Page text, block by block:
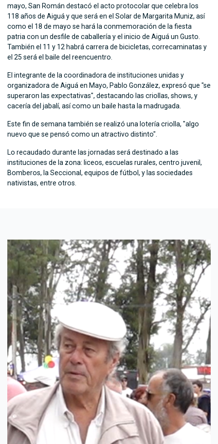
mayo, San Román destacó el acto protocolar que celebra los
118 años de Aiguá y que será en el Solar de Margarita Muniz, así
como el 18 de mayo se hará la conmemoración de la fiesta
patria con un desfile de caballería y el inicio de Aiguá un Gusto.
También el 11 y 12 habrá carrera de bicicletas, correcaminatas y
el 25 será el baile del reencuentro.
El integrante de la coordinadora de instituciones unidas y
organizadora de Aiguá en Mayo, Pablo González, expresó que "se
superaron las expectativas", destacando las criollas, shows, y
cacería del jabalí, así como un baile hasta la madrugada.
Este fin de semana también se realizó una lotería criolla, "algo
nuevo que se pensó como un atractivo distinto".
Lo recaudado durante las jornadas será destinado a las
instituciones de la zona: liceos, escuelas rurales, centro juvenil,
Bomberos, la Seccional, equipos de fútbol, y las sociedades
nativistas, entre otros.